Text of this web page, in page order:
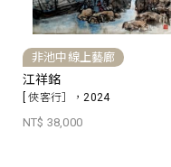
非池中線上藝廊
江祥銘
[ 俠客行］，2024
NT$ 38,000